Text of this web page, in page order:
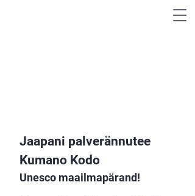
Jaapani palverännutee
Kumano Kodo
Unesco maailmapärand!